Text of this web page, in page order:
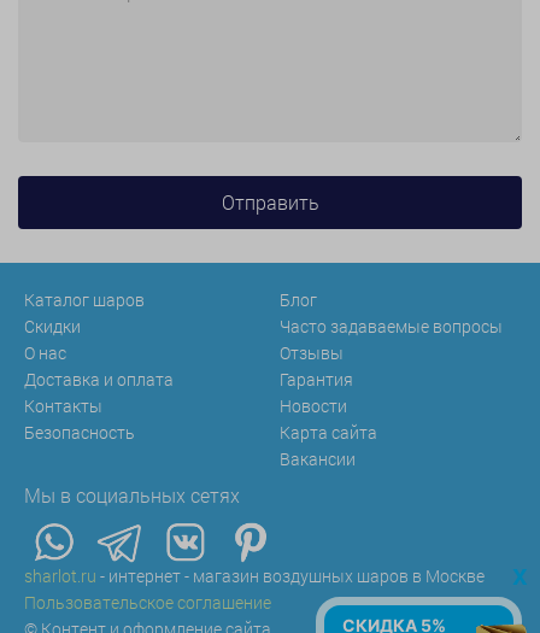
Каталог шаров
Скидки
О нас
Доставка и оплата
Контакты
Безопасность
Блог
Часто задаваемые вопросы
Отзывы
Гарантия
Новости
Карта сайта
Вакансии
Мы в социальных сетях
sharlot.ru - интернет - магазин воздушных шаров в Москве
Пользовательское соглашение
x
СКИДКА 5%